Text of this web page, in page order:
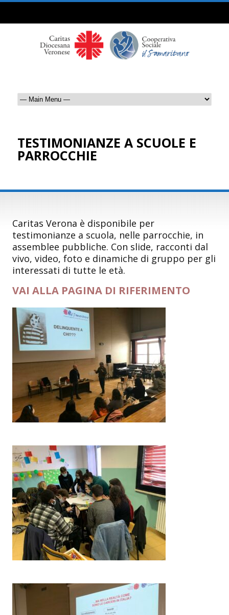
TESTIMONIANZE A SCUOLE E
PARROCCHIE
Caritas Verona è disponibile per
testimonianze a scuola, nelle parrocchie, in
assemblee pubbliche. Con slide, racconti dal
vivo, video, foto e dinamiche di gruppo per gli
interessati di tutte le età.
VAI ALLA PAGINA DI RIFERIMENTO